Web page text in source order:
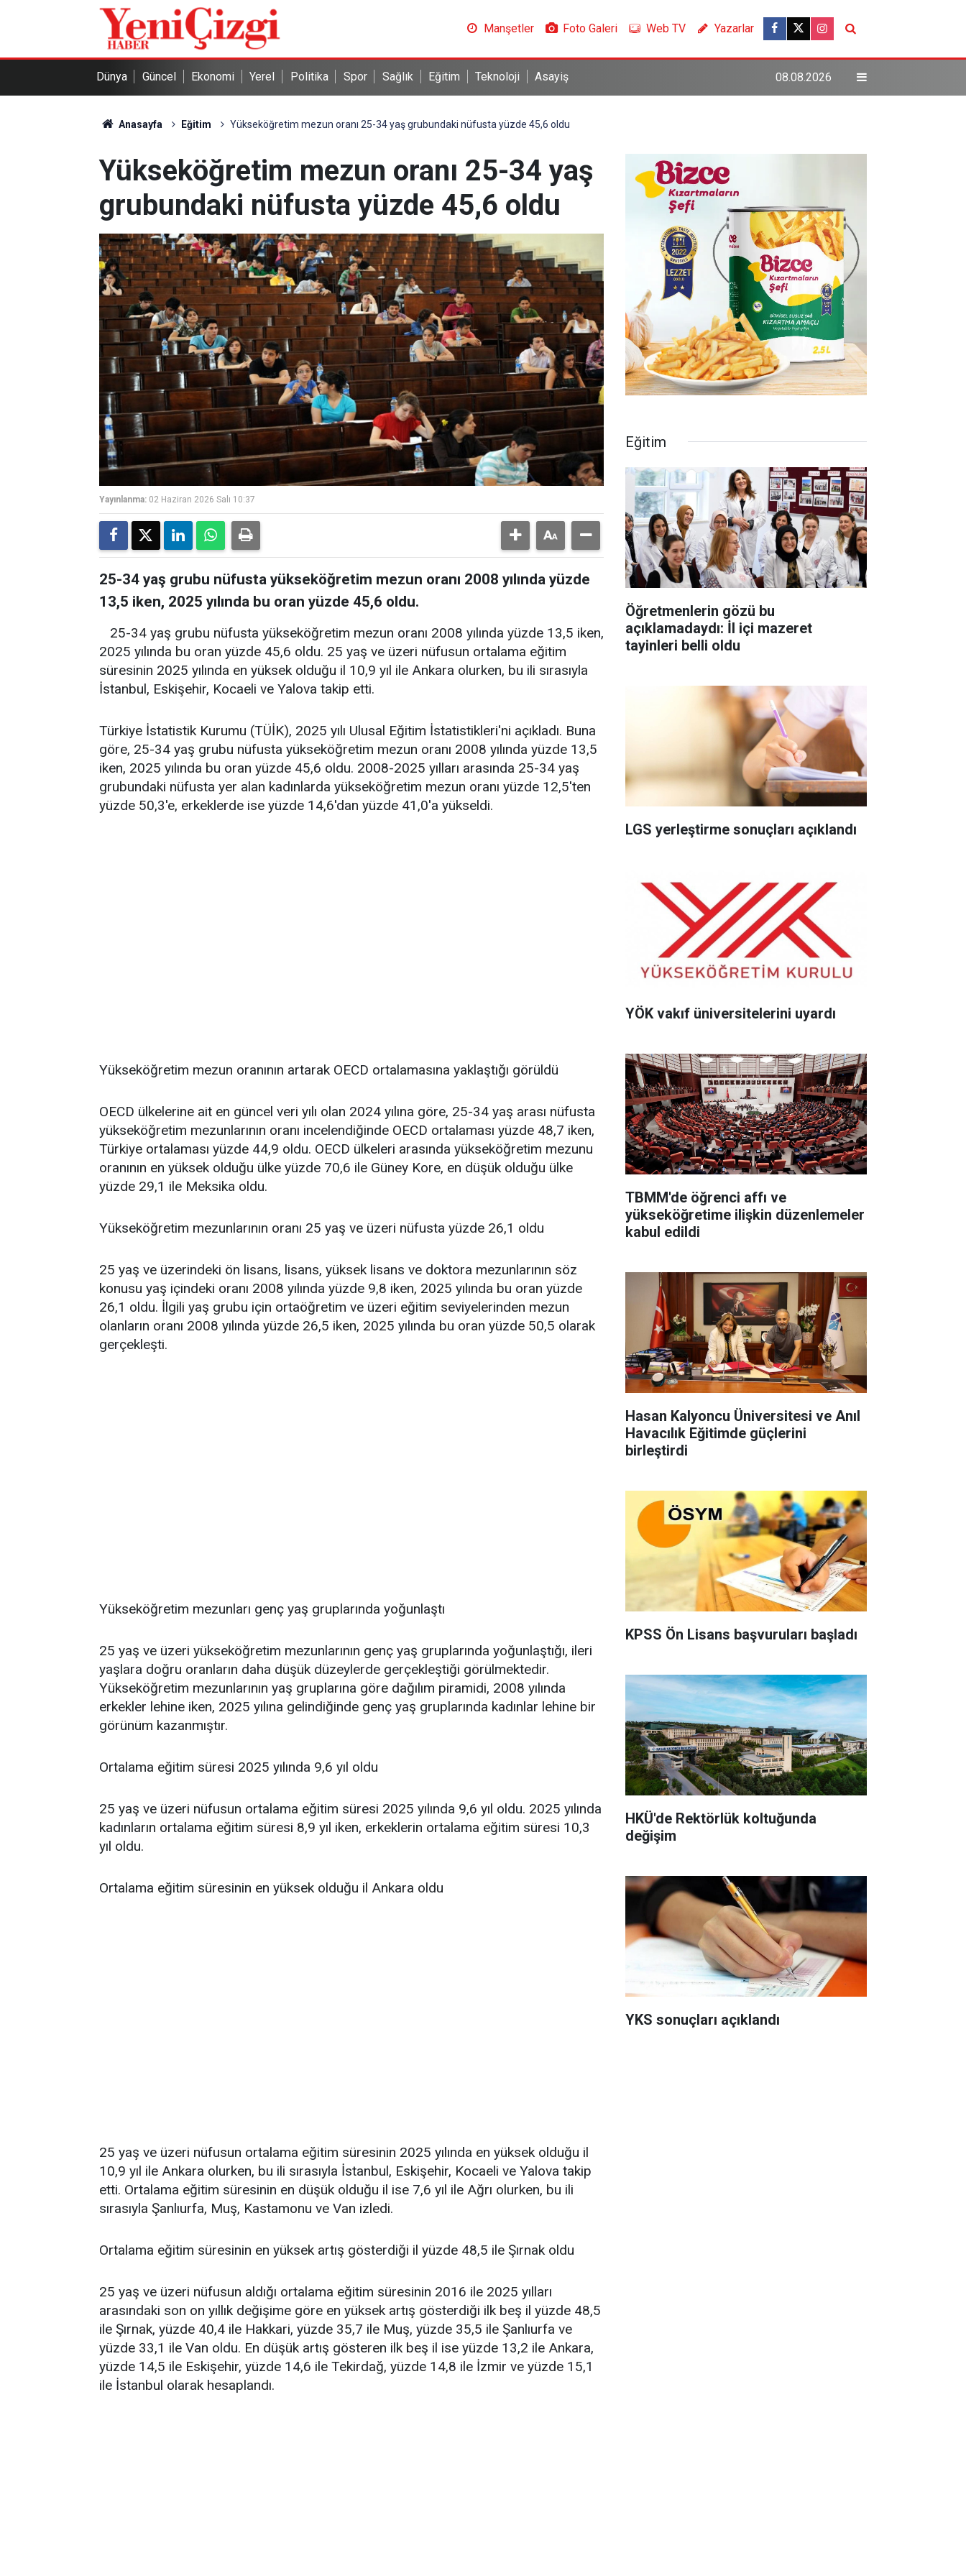
Manşetler Foto Galeri Web TV Yazarlar
Dünya Güncel Ekonomi Yerel Politika Spor Sağlık Eğitim Teknoloji Asayiş 08.08.2026
Anasayfa Eğitim Yükseköğretim mezun oranı 25-34 yaş grubundaki nüfusta yüzde 45,6 oldu
Yükseköğretim mezun oranı 25-34 yaş
grubundaki nüfusta yüzde 45,6 oldu
Yayınlanma: 02 Haziran 2026 Salı 10:37
25-34 yaş grubu nüfusta yükseköğretim mezun oranı 2008 yılında yüzde
13,5 iken, 2025 yılında bu oran yüzde 45,6 oldu.
25-34 yaş grubu nüfusta yükseköğretim mezun oranı 2008 yılında yüzde 13,5 iken,
2025 yılında bu oran yüzde 45,6 oldu. 25 yaş ve üzeri nüfusun ortalama eğitim
süresinin 2025 yılında en yüksek olduğu il 10,9 yıl ile Ankara olurken, bu ili sırasıyla
İstanbul, Eskişehir, Kocaeli ve Yalova takip etti.
Türkiye İstatistik Kurumu (TÜİK), 2025 yılı Ulusal Eğitim İstatistikleri'ni açıkladı. Buna
göre, 25-34 yaş grubu nüfusta yükseköğretim mezun oranı 2008 yılında yüzde 13,5
iken, 2025 yılında bu oran yüzde 45,6 oldu. 2008-2025 yılları arasında 25-34 yaş
grubundaki nüfusta yer alan kadınlarda yükseköğretim mezun oranı yüzde 12,5'ten
yüzde 50,3'e, erkeklerde ise yüzde 14,6'dan yüzde 41,0'a yükseldi.
Yükseköğretim mezun oranının artarak OECD ortalamasına yaklaştığı görüldü
OECD ülkelerine ait en güncel veri yılı olan 2024 yılına göre, 25-34 yaş arası nüfusta
yükseköğretim mezunlarının oranı incelendiğinde OECD ortalaması yüzde 48,7 iken,
Türkiye ortalaması yüzde 44,9 oldu. OECD ülkeleri arasında yükseköğretim mezunu
oranının en yüksek olduğu ülke yüzde 70,6 ile Güney Kore, en düşük olduğu ülke
yüzde 29,1 ile Meksika oldu.
Yükseköğretim mezunlarının oranı 25 yaş ve üzeri nüfusta yüzde 26,1 oldu
25 yaş ve üzerindeki ön lisans, lisans, yüksek lisans ve doktora mezunlarının söz
konusu yaş içindeki oranı 2008 yılında yüzde 9,8 iken, 2025 yılında bu oran yüzde
26,1 oldu. İlgili yaş grubu için ortaöğretim ve üzeri eğitim seviyelerinden mezun
olanların oranı 2008 yılında yüzde 26,5 iken, 2025 yılında bu oran yüzde 50,5 olarak
gerçekleşti.
Yükseköğretim mezunları genç yaş gruplarında yoğunlaştı
25 yaş ve üzeri yükseköğretim mezunlarının genç yaş gruplarında yoğunlaştığı, ileri
yaşlara doğru oranların daha düşük düzeylerde gerçekleştiği görülmektedir.
Yükseköğretim mezunlarının yaş gruplarına göre dağılım piramidi, 2008 yılında
erkekler lehine iken, 2025 yılına gelindiğinde genç yaş gruplarında kadınlar lehine bir
görünüm kazanmıştır.
Ortalama eğitim süresi 2025 yılında 9,6 yıl oldu
25 yaş ve üzeri nüfusun ortalama eğitim süresi 2025 yılında 9,6 yıl oldu. 2025 yılında
kadınların ortalama eğitim süresi 8,9 yıl iken, erkeklerin ortalama eğitim süresi 10,3
yıl oldu.
Ortalama eğitim süresinin en yüksek olduğu il Ankara oldu
25 yaş ve üzeri nüfusun ortalama eğitim süresinin 2025 yılında en yüksek olduğu il
10,9 yıl ile Ankara olurken, bu ili sırasıyla İstanbul, Eskişehir, Kocaeli ve Yalova takip
etti. Ortalama eğitim süresinin en düşük olduğu il ise 7,6 yıl ile Ağrı olurken, bu ili
sırasıyla Şanlıurfa, Muş, Kastamonu ve Van izledi.
Ortalama eğitim süresinin en yüksek artış gösterdiği il yüzde 48,5 ile Şırnak oldu
25 yaş ve üzeri nüfusun aldığı ortalama eğitim süresinin 2016 ile 2025 yılları
arasındaki son on yıllık değişime göre en yüksek artış gösterdiği ilk beş il yüzde 48,5
ile Şırnak, yüzde 40,4 ile Hakkari, yüzde 35,7 ile Muş, yüzde 35,5 ile Şanlıurfa ve
yüzde 33,1 ile Van oldu. En düşük artış gösteren ilk beş il ise yüzde 13,2 ile Ankara,
yüzde 14,5 ile Eskişehir, yüzde 14,6 ile Tekirdağ, yüzde 14,8 ile İzmir ve yüzde 15,1
ile İstanbul olarak hesaplandı.
Eğitim
Öğretmenlerin gözü bu
açıklamadaydı: İl içi mazeret
tayinleri belli oldu
LGS yerleştirme sonuçları açıklandı
YÖK vakıf üniversitelerini uyardı
TBMM'de öğrenci affı ve
yükseköğretime ilişkin düzenlemeler
kabul edildi
Hasan Kalyoncu Üniversitesi ve Anıl
Havacılık Eğitimde güçlerini
birleştirdi
KPSS Ön Lisans başvuruları başladı
HKÜ'de Rektörlük koltuğunda
değişim
YKS sonuçları açıklandı